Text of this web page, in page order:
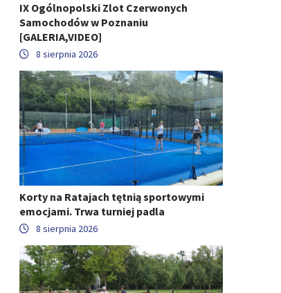
IX Ogólnopolski Zlot Czerwonych
Samochodów w Poznaniu
[GALERIA,VIDEO]
8 sierpnia 2026
Korty na Ratajach tętnią sportowymi
emocjami. Trwa turniej padla
8 sierpnia 2026